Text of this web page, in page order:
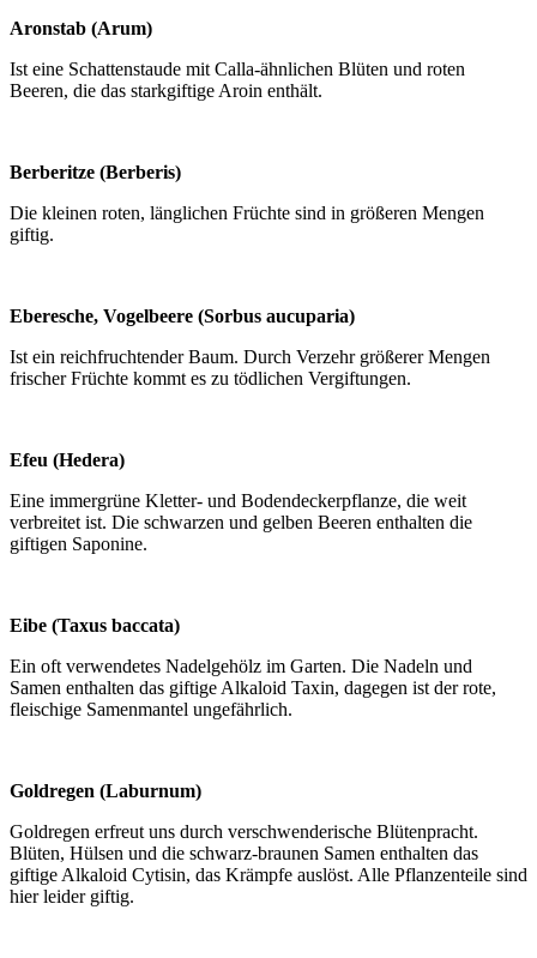
Aronstab (Arum)
Ist eine Schattenstaude mit Calla-ähnlichen Blüten und roten
Beeren, die das starkgiftige Aroin enthält.
Berberitze (Berberis)
Die kleinen roten, länglichen Früchte sind in größeren Mengen
giftig.
Eberesche, Vogelbeere (Sorbus aucuparia)
Ist ein reichfruchtender Baum. Durch Verzehr größerer Mengen
frischer Früchte kommt es zu tödlichen Vergiftungen.
Efeu (Hedera)
Eine immergrüne Kletter- und Bodendeckerpflanze, die weit
verbreitet ist. Die schwarzen und gelben Beeren enthalten die
giftigen Saponine.
Eibe (Taxus baccata)
Ein oft verwendetes Nadelgehölz im Garten. Die Nadeln und
Samen enthalten das giftige Alkaloid Taxin, dagegen ist der rote,
fleischige Samenmantel ungefährlich.
Goldregen (Laburnum)
Goldregen erfreut uns durch verschwenderische Blütenpracht.
Blüten, Hülsen und die schwarz-braunen Samen enthalten das
giftige Alkaloid Cytisin, das Krämpfe auslöst. Alle Pflanzenteile sind
hier leider giftig.